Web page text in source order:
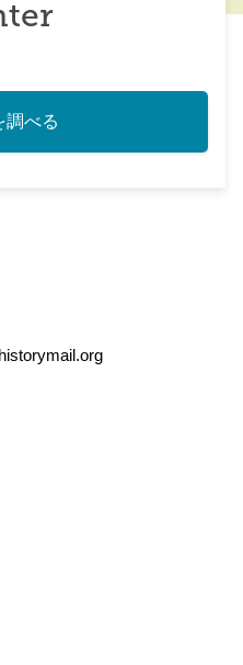
調べる